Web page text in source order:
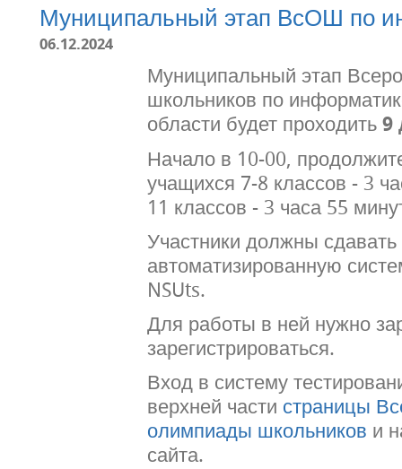
Муниципальный этап ВсОШ по
06.12.2024
Муниципальный этап
школьников по
области будет проходить 9
Начало в 10-00,
учащихся 7-8 классов - 3
11 классов - 3 часа 55
Участники должны
автоматизированную
NSUts.
Для работы в ней нужно
зарегистрироваться.
Вход в систему
верхней части страницы
олимпиады школьников и
сайта.